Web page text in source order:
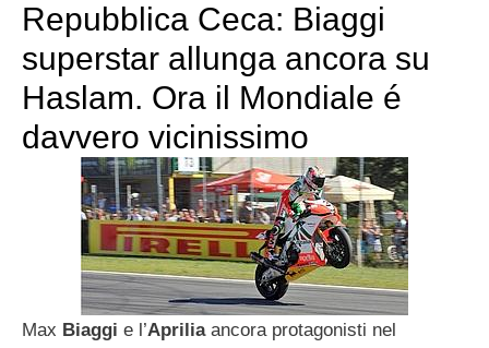
Repubblica Ceca: Biaggi
superstar allunga ancora su
Haslam. Ora il Mondiale é
davvero vicinissimo
Max Biaggi e l’Aprilia ancora protagonisti nel